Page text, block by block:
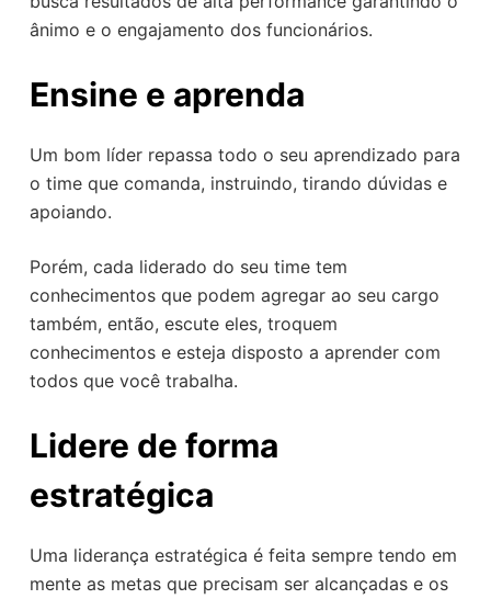
ânimo e o engajamento dos funcionários.
Ensine e aprenda
Um bom líder repassa todo o seu aprendizado para
o time que comanda, instruindo, tirando dúvidas e
apoiando.
Porém, cada liderado do seu time tem
conhecimentos que podem agregar ao seu cargo
também, então, escute eles, troquem
conhecimentos e esteja disposto a aprender com
todos que você trabalha.
Lidere de forma
estratégica
Uma liderança estratégica é feita sempre tendo em
mente as metas que precisam ser alcançadas e os